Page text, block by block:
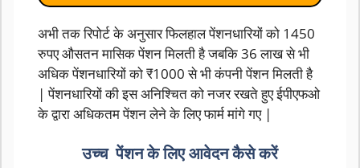
अभी तक रिपोर्ट के अनुसार फिलहाल पेंशनधारियों को 1450
रुपए औसतन मासिक पेंशन मिलती है जबकि 36 लाख से भी
अधिक पेंशनधारियों को ₹1000 से भी कंपनी पेंशन मिलती है
| पेंशनधारियों की इस अनिश्चित को नजर रखते हुए ईपीएफओ
के द्वारा अधिकतम पेंशन लेने के लिए फार्म मांगे गए |
उच्च पेंशन के लिए आवेदन कैसे करें